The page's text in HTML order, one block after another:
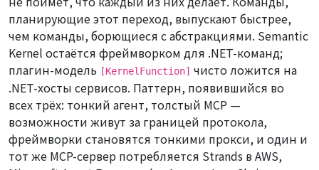
планирующие этот переход, выпускают быстрее,
чем команды, борющиеся с абстракциями. Semantic
Kernel остаётся фреймворком для .NET-команд;
плагин-модель [KernelFunction] чисто ложится на
.NET-хосты сервисов. Паттерн, появившийся во
всех трёх: тонкий агент, толстый MCP —
возможности живут за границей протокола,
фреймворки становятся тонкими прокси, и один и
тот же MCP-сервер потребляется Strands в AWS,